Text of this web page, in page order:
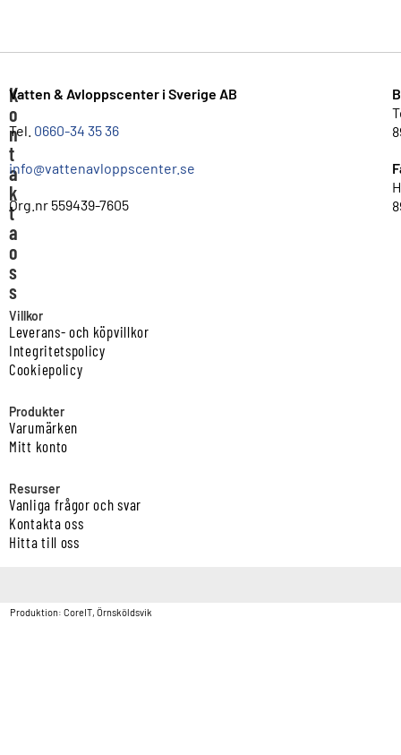
K
o
n
t
a
k
t
a
o
s
s
Vatten & Avloppscenter i Sverige AB
Tel. 0660-34 35 36
info@vattenavloppscenter.se
Org.nr 559439-7605
Villkor
Leverans- och köpvillkor
Integritetspolicy
Cookiepolicy
Produkter
Varumärken
Mitt konto
Resurser
Vanliga frågor och svar
Kontakta oss
Hitta till oss
Produktion: CoreIT, Örnsköldsvik